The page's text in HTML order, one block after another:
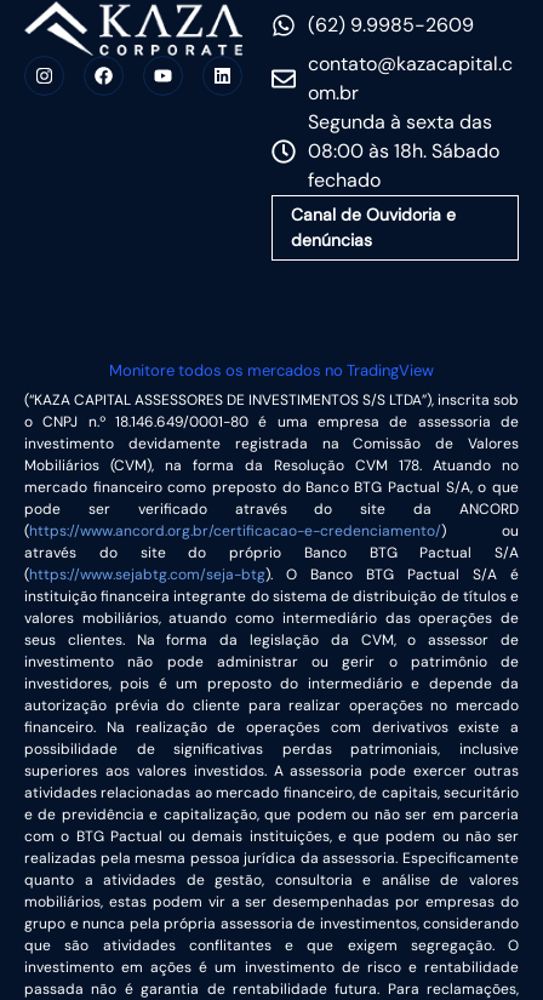
(62) 9.9985-2609
contato@kazacapital.c
om.br
Segunda à sexta das
08:00 às 18h. Sábado
fechado
Canal de Ouvidoria e
denúncias
Monitore todos os mercados no TradingView
(“KAZA CAPITAL ASSESSORES DE INVESTIMENTOS S/S LTDA”), inscrita sob
o CNPJ n.º 18.146.649/0001-80 é uma empresa de assessoria de
investimento devidamente registrada na Comissão de Valores
Mobiliários (CVM), na forma da Resolução CVM 178. Atuando no
mercado financeiro como preposto do Banco BTG Pactual S/A, o que
pode ser verificado através do site da ANCORD
(https://www.ancord.org.br/certificacao-e-credenciamento/) ou
através do site do próprio Banco BTG Pactual S/A
(https://www.sejabtg.com/seja-btg). O Banco BTG Pactual S/A é
instituição financeira integrante do sistema de distribuição de títulos e
valores mobiliários, atuando como intermediário das operações de
seus clientes. Na forma da legislação da CVM, o assessor de
investimento não pode administrar ou gerir o patrimônio de
investidores, pois é um preposto do intermediário e depende da
autorização prévia do cliente para realizar operações no mercado
financeiro. Na realização de operações com derivativos existe a
possibilidade de significativas perdas patrimoniais, inclusive
superiores aos valores investidos. A assessoria pode exercer outras
atividades relacionadas ao mercado financeiro, de capitais, securitário
e de previdência e capitalização, que podem ou não ser em parceria
com o BTG Pactual ou demais instituições, e que podem ou não ser
realizadas pela mesma pessoa jurídica da assessoria. Especificamente
quanto a atividades de gestão, consultoria e análise de valores
mobiliários, estas podem vir a ser desempenhadas por empresas do
grupo e nunca pela própria assessoria de investimentos, considerando
que são atividades conflitantes e que exigem segregação. O
investimento em ações é um investimento de risco e rentabilidade
passada não é garantia de rentabilidade futura. Para reclamações,